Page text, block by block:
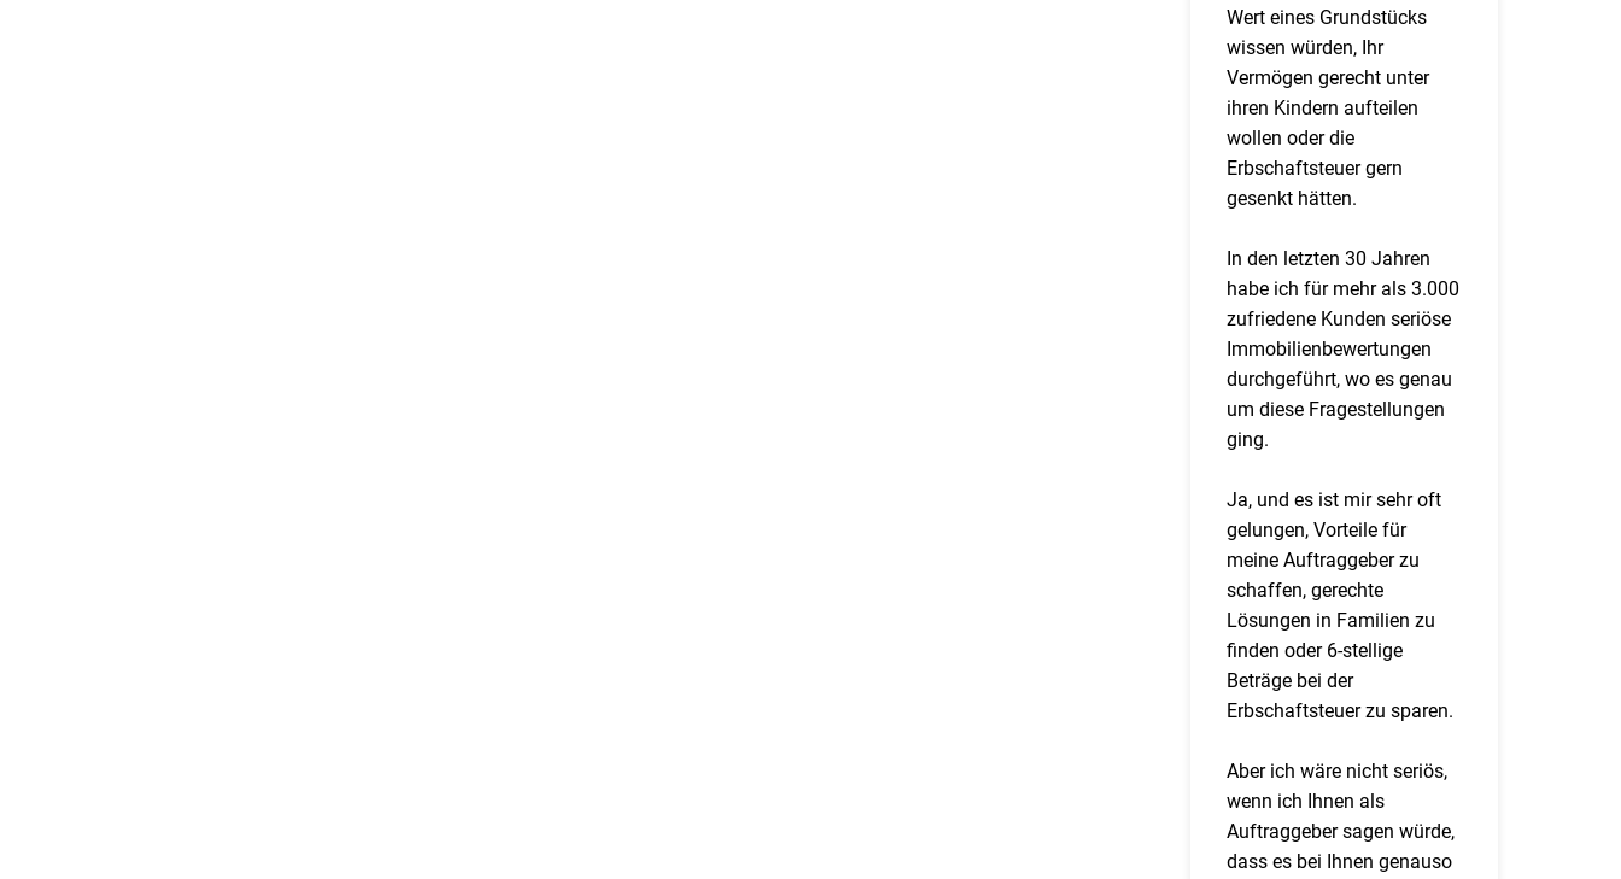
Wert eines Grundstücks
wissen würden, Ihr
Vermögen gerecht unter
ihren Kindern aufteilen
wollen oder die
Erbschaftsteuer gern
gesenkt hätten.
In den letzten 30 Jahren
habe ich für mehr als 3.000
zufriedene Kunden seriöse
Immobilienbewertungen
durchgeführt, wo es genau
um diese Fragestellungen
ging.
Ja, und es ist mir sehr oft
gelungen, Vorteile für
meine Auftraggeber zu
schaffen, gerechte
Lösungen in Familien zu
finden oder 6-stellige
Beträge bei der
Erbschaftsteuer zu sparen.
Aber ich wäre nicht seriös,
wenn ich Ihnen als
Auftraggeber sagen würde,
dass es bei Ihnen genauso